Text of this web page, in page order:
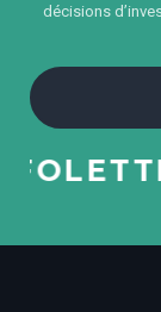
décisions